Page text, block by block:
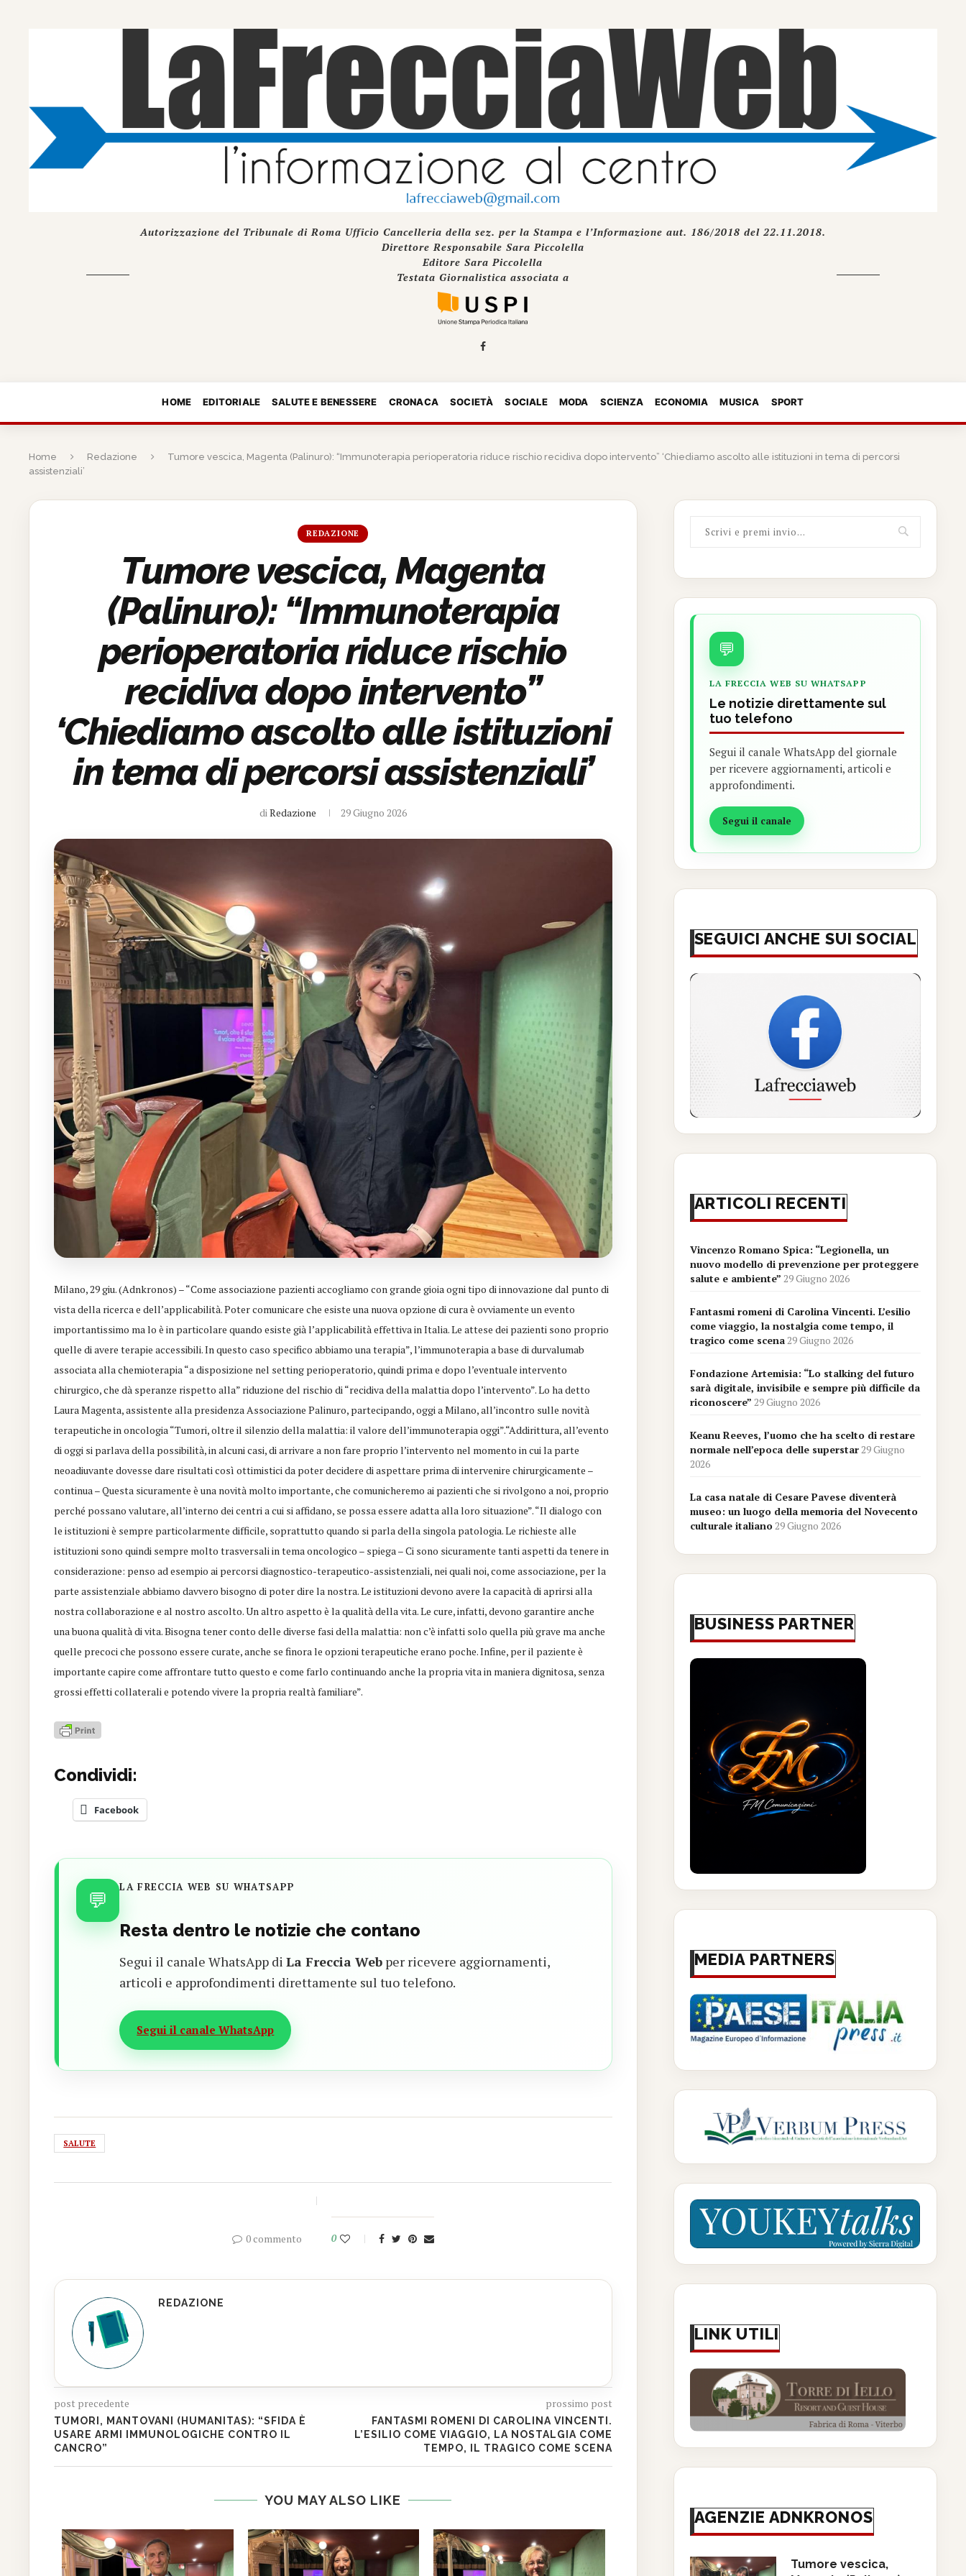
Autorizzazione del Tribunale di Roma Ufficio Cancelleria della sez. per la Stampa e l’Informazione aut. 186/2018 del 22.11.2018.
Direttore Responsabile Sara Piccolella
Editore Sara Piccolella
Testata Giornalistica associata a
HOME EDITORIALE SALUTE E BENESSERE CRONACA SOCIETÀ SOCIALE MODA SCIENZA ECONOMIA MUSICA SPORT
Home Redazione
Tumore vescica, Magenta (Palinuro): “Immunoterapia perioperatoria riduce rischio recidiva dopo intervento” ‘Chiediamo ascolto alle istituzioni in tema di percorsi
assistenziali’
REDAZIONE
Tumore vescica, Magenta
(Palinuro): “Immunoterapia
perioperatoria riduce rischio
recidiva dopo intervento”
‘Chiediamo ascolto alle istituzioni
in tema di percorsi assistenziali’
diRedazione 29 Giugno 2026
Milano, 29 giu. (Adnkronos) – “Come associazione pazienti accogliamo con grande gioia ogni tipo di innovazione dal punto di
vista della ricerca e dell’applicabilità. Poter comunicare che esiste una nuova opzione di cura è ovviamente un evento
importantissimo ma lo è in particolare quando esiste già l’applicabilità effettiva in Italia. Le attese dei pazienti sono proprio
quelle di avere terapie accessibili. In questo caso specifico abbiamo una terapia”, l’immunoterapia a base di durvalumab
associata alla chemioterapia “a disposizione nel setting perioperatorio, quindi prima e dopo l’eventuale intervento
chirurgico, che dà speranze rispetto alla” riduzione del rischio di “recidiva della malattia dopo l’intervento”. Lo ha detto
Laura Magenta, assistente alla presidenza Associazione Palinuro, partecipando, oggi a Milano, all’incontro sulle novità
terapeutiche in oncologia “Tumori, oltre il silenzio della malattia: il valore dell’immunoterapia oggi”.“Addirittura, all’evento
di oggi si parlava della possibilità, in alcuni casi, di arrivare a non fare proprio l’intervento nel momento in cui la parte
neoadiuvante dovesse dare risultati così ottimistici da poter decidere di aspettare prima di intervenire chirurgicamente –
continua – Questa sicuramente è una novità molto importante, che comunicheremo ai pazienti che si rivolgono a noi, proprio
perché possano valutare, all’interno dei centri a cui si affidano, se possa essere adatta alla loro situazione”. “Il dialogo con
le istituzioni è sempre particolarmente difficile, soprattutto quando si parla della singola patologia. Le richieste alle
istituzioni sono quindi sempre molto trasversali in tema oncologico – spiega – Ci sono sicuramente tanti aspetti da tenere in
considerazione: penso ad esempio ai percorsi diagnostico-terapeutico-assistenziali, nei quali noi, come associazione, per la
parte assistenziale abbiamo davvero bisogno di poter dire la nostra. Le istituzioni devono avere la capacità di aprirsi alla
nostra collaborazione e al nostro ascolto. Un altro aspetto è la qualità della vita. Le cure, infatti, devono garantire anche
una buona qualità di vita. Bisogna tener conto delle diverse fasi della malattia: non c’è infatti solo quella più grave ma anche
quelle precoci che possono essere curate, anche se finora le opzioni terapeutiche erano poche. Infine, per il paziente è
importante capire come affrontare tutto questo e come farlo continuando anche la propria vita in maniera dignitosa, senza
grossi effetti collaterali e potendo vivere la propria realtà familiare”.
Condividi:
Facebook
💬 LA FRECCIA WEB SU WHATSAPP
Resta dentro le notizie che contano
Segui il canale WhatsApp diLa Freccia Web per ricevere aggiornamenti,
articoli e approfondimenti direttamente sul tuo telefono.
Segui il canale WhatsApp
SALUTE
0 commento 0
REDAZIONE
post precedente
TUMORI, MANTOVANI (HUMANITAS): “SFIDA È
USARE ARMI IMMUNOLOGICHE CONTRO IL
CANCRO”
prossimo post
FANTASMI ROMENI DI CAROLINA VINCENTI.
L’ESILIO COME VIAGGIO, LA NOSTALGIA COME
TEMPO, IL TRAGICO COME SCENA
YOU MAY ALSO LIKE
💬
LA FRECCIA WEB SU WHATSAPP
Le notizie direttamente sul
tuo telefono
Segui il canale WhatsApp del giornale
per ricevere aggiornamenti, articoli e
approfondimenti.
Segui il canale
SEGUICI ANCHE SUI SOCIAL
ARTICOLI RECENTI
Vincenzo Romano Spica: “Legionella, un
nuovo modello di prevenzione per proteggere
salute e ambiente” 29 Giugno 2026
Fantasmi romeni di Carolina Vincenti. L’esilio
come viaggio, la nostalgia come tempo, il
tragico come scena29 Giugno 2026
Fondazione Artemisia: “Lo stalking del futuro
sarà digitale, invisibile e sempre più difficile da
riconoscere” 29 Giugno 2026
Keanu Reeves, l’uomo che ha scelto di restare
normale nell’epoca delle superstar29 Giugno
2026
La casa natale di Cesare Pavese diventerà
museo: un luogo della memoria del Novecento
culturale italiano29 Giugno 2026
BUSINESS PARTNER
MEDIA PARTNERS
LINK UTILI
AGENZIE ADNKRONOS
Tumore vescica,